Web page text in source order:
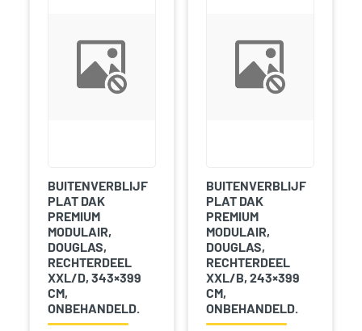
BUITENVERBLIJF
PLAT DAK
PREMIUM
MODULAIR,
DOUGLAS,
RECHTERDEEL
XXL/D, 343×399
CM,
ONBEHANDELD.
BUITENVERBLIJF
PLAT DAK
PREMIUM
MODULAIR,
DOUGLAS,
RECHTERDEEL
XXL/B, 243×399
CM,
ONBEHANDELD.